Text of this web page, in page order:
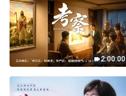
2:00:00